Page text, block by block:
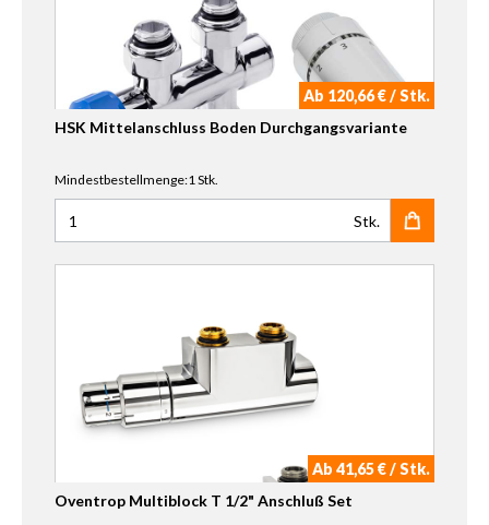
Ab 120,66 € / Stk.
HSK Mittelanschluss Boden Durchgangsvariante
Mindestbestellmenge:1 Stk.
Anzahl für HSK Mittelanschluss Boden
Stk.
Ab 41,65 € / Stk.
Oventrop Multiblock T 1/2" Anschluß Set